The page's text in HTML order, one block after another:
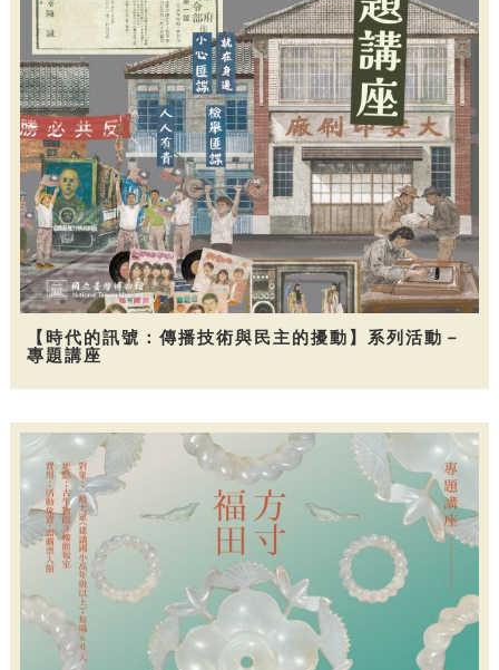
【時代的訊號：傳播技術與民主的擾動】系列活動－
專題講座